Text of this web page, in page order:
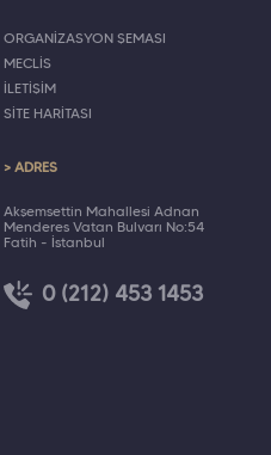
ORGANİZASYON ŞEMASI
MECLİS
İLETİŞİM
SİTE HARİTASI
> ADRES
Akşemsettin Mahallesi Adnan
Menderes Vatan Bulvarı No:54
Fatih - İstanbul
0 (212) 453 1453